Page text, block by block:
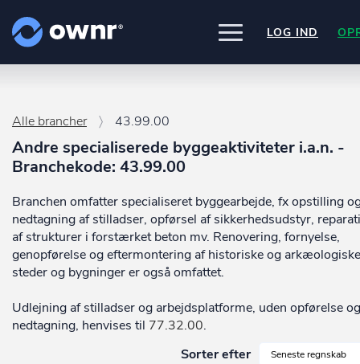
ownr Insights
Kassevis af data sat i system
Hold dig opdateret og compliant
ownr Pipeline
Sæt strøm til dit nysalg
ownr Segmentering
Identificer salgsklare kundeemner
Vurderingsstyrelsen
Danmarks adresser
Mange flere på vej
INTEGRATIONER
Pipedrive
ownr API
Kun fantasien sætter grænsen
E-conomic
systemer, vi giver dig også
arbejde med dine kunder i vores
innovative produkter somPipeline
Ajour
PRISER
OM OWNR
LOG IND
Alle brancher 43.99.00
Andre specialiserede byggeaktiviteter i.a.n. -
Branchekode: 43.99.00
Branchen omfatter specialiseret byggearbejde, fx opstilling
nedtagning af stilladser, opførsel af sikkerhedsudstyr,
af strukturer i forstærket beton mv. Renovering, fornyelse,
genopførelse og eftermontering af historiske og arkæologiske
steder og bygninger er også omfattet.
Udlejning af stilladser og arbejdsplatforme, uden opførelse og
nedtagning, henvises til 77.32.00.
Sorter efter
Seneste regnskab